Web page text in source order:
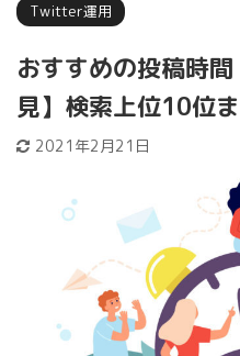
Twitter運用
おすすめの投稿時
見】検索上位10位
2021年2月21日